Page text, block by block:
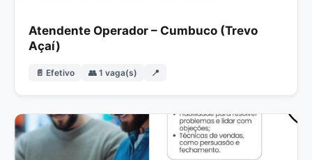
Atendente Operador – Cumbuco (Trevo
Açaí)
📄 Efetivo 👥 1 vaga(s) 📍